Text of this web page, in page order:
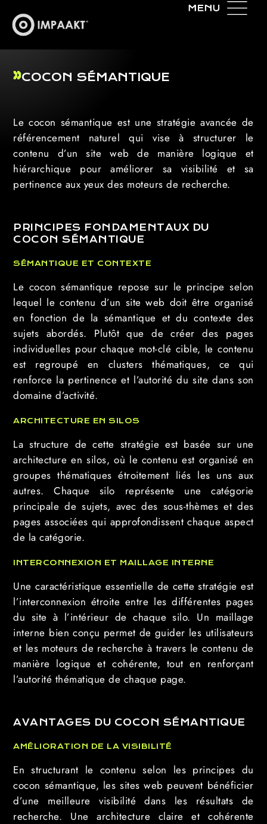
COCON SÉMANTIQUE
Le cocon sémantique est une stratégie avancée de
référencement naturel qui vise à structurer le
contenu d’un site web de manière logique et
hiérarchique pour améliorer sa visibilité et sa
pertinence aux yeux des moteurs de recherche.
PRINCIPES FONDAMENTAUX DU
COCON SÉMANTIQUE
SÉMANTIQUE ET CONTEXTE
Le cocon sémantique repose sur le principe selon
lequel le contenu d’un site web doit être organisé
en fonction de la sémantique et du contexte des
sujets abordés. Plutôt que de créer des pages
individuelles pour chaque mot-clé cible, le contenu
est regroupé en clusters thématiques, ce qui
renforce la pertinence et l’autorité du site dans son
domaine d’activité.
ARCHITECTURE EN SILOS
La structure de cette stratégie est basée sur une
architecture en silos, où le contenu est organisé en
groupes thématiques étroitement liés les uns aux
autres. Chaque silo représente une catégorie
principale de sujets, avec des sous-thèmes et des
pages associées qui approfondissent chaque aspect
de la catégorie.
INTERCONNEXION ET MAILLAGE INTERNE
Une caractéristique essentielle de cette stratégie est
l’interconnexion étroite entre les différentes pages
du site à l’intérieur de chaque silo. Un maillage
interne bien conçu permet de guider les utilisateurs
et les moteurs de recherche à travers le contenu de
manière logique et cohérente, tout en renforçant
l’autorité thématique de chaque page.
AVANTAGES DU COCON SÉMANTIQUE
AMÉLIORATION DE LA VISIBILITÉ
En structurant le contenu selon les principes du
cocon sémantique, les sites web peuvent bénéficier
d’une meilleure visibilité dans les résultats de
recherche. Une architecture claire et cohérente